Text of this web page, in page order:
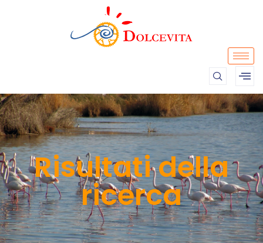
Risultati della
ricerca